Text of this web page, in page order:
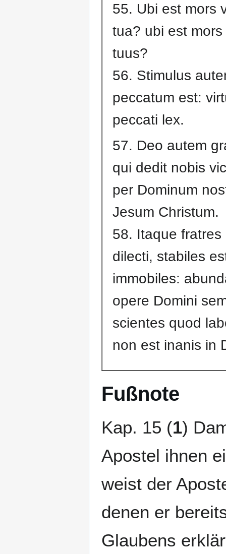
55. Ubi est mors
tua? ubi est
tuus?
56. Stimulus
peccatum est:
peccati lex.
57. Deo autem
qui dedit nobis
per Dominum
Jesum Christum.
58. Itaque fratres
dilecti, stabiles
immobiles:
opere Domini
scientes quod
non est inanis in
Fußnote
Kap. 15 (1)
Apostel ihnen
weist der
denen er
Glaubens